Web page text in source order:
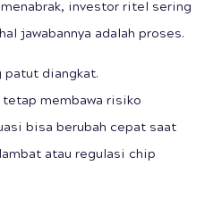
investor ritel sering
jawabannya adalah proses.
patut diangkat.
membawa risiko
bisa berubah cepat saat
atau regulasi chip